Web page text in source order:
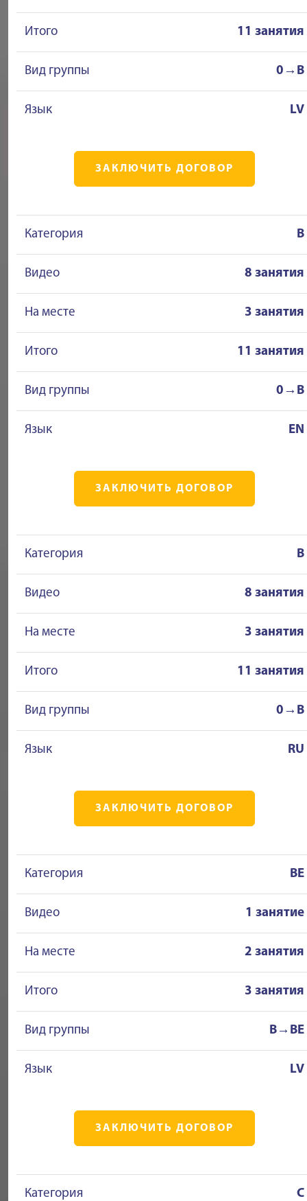
Итого 11 занятия
Вид группы 0→B
Язык LV
ЗАКЛЮЧИТЬ ДОГОВОР
Категория B
Видео 8 занятия
На месте 3 занятия
Итого 11 занятия
Вид группы 0→B
Язык EN
ЗАКЛЮЧИТЬ ДОГОВОР
Категория B
Видео 8 занятия
На месте 3 занятия
Итого 11 занятия
Вид группы 0→B
Язык RU
ЗАКЛЮЧИТЬ ДОГОВОР
Категория BE
Видео 1 занятие
На месте 2 занятия
Итого 3 занятия
Вид группы B→BE
Язык LV
ЗАКЛЮЧИТЬ ДОГОВОР
Категория C